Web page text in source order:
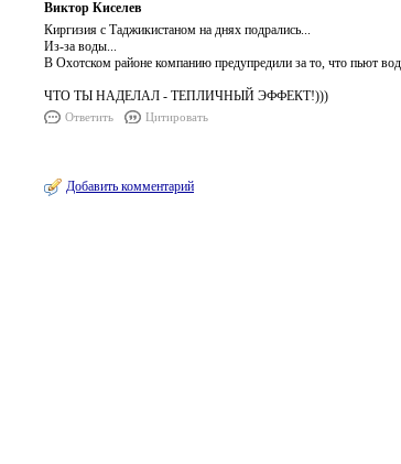
Виктор Киселев
Киргизия с Таджикистаном на днях подрались...
Из-за воды...
В Охотском районе компанию предупредили за то, что пьют
ЧТО ТЫ НАДЕЛАЛ - ТЕПЛИЧНЫЙ ЭФФЕКТ!)))
Ответить Цитировать
Добавить комментарий